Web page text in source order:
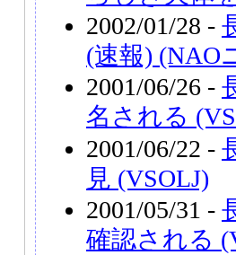
2002/01/28 -
(速報) (NAO
2001/06/26 -
名される
2001/06/22 -
見 (VSOLJ)
2001/05/31 -
確認される